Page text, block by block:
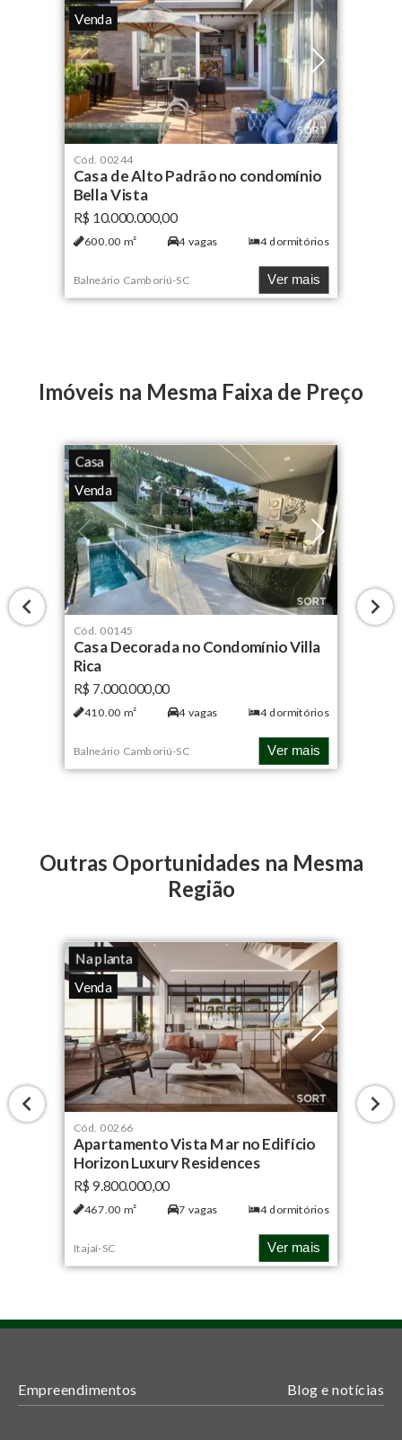
Venda
Cód. 00244
Casa de Alto Padrão no condomínio
Bella Vista
R$ 10.000.000,00
600.00 m² 4vagas 4dormitórios
Balneário Camboriú-SC Ver mais
Imóveis na Mesma Faixa de Preço
Casa
Venda
Cód. 00145
Casa Decorada no Condomínio Villa
Rica
R$ 7.000.000,00
410.00 m² 4vagas 4dormitórios
Balneário Camboriú-SC Ver mais
Outras Oportunidades na Mesma
Região
Na planta
Venda
Cód. 00266
Apartamento Vista Mar no Edifício
Horizon Luxury Residences
R$ 9.800.000,00
467.00 m² 7 vagas 4dormitórios
Itajaí-SC Ver mais
Empreendimentos Blog e notícias